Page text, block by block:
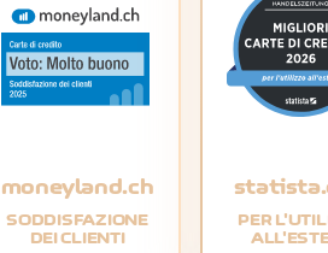
moneyland.ch
SODDISFAZIONE
DEI CLIENTI
PER